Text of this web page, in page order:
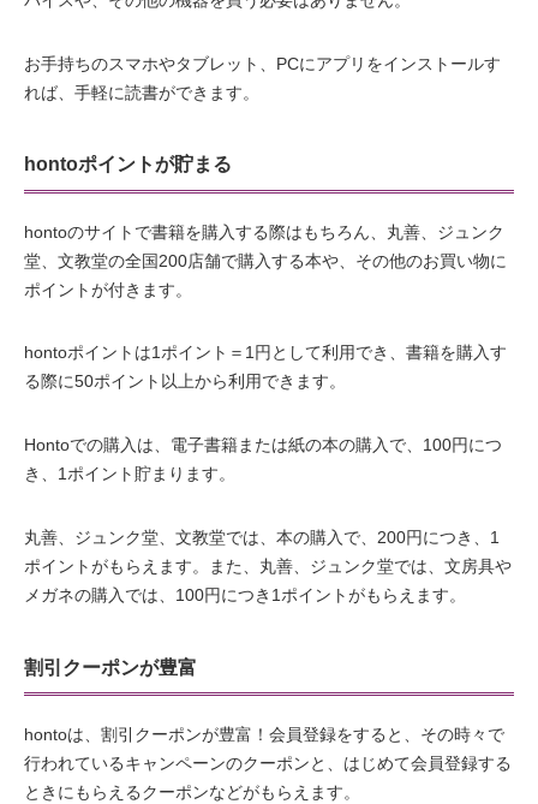
お手持ちのスマホやタブレット、PCにアプリをインストールす
れば、手軽に読書ができます。
hontoポイントが貯まる
hontoのサイトで書籍を購入する際はもちろん、丸善、ジュンク
堂、文教堂の全国200店舗で購入する本や、その他のお買い物に
ポイントが付きます。
hontoポイントは1ポイント＝1円として利用でき、書籍を購入す
る際に50ポイント以上から利用できます。
Hontoでの購入は、電子書籍または紙の本の購入で、100円につ
き、1ポイント貯まります。
丸善、ジュンク堂、文教堂では、本の購入で、200円につき、1
ポイントがもらえます。また、丸善、ジュンク堂では、文房具や
メガネの購入では、100円につき1ポイントがもらえます。
割引クーポンが豊富
hontoは、割引クーポンが豊富！会員登録をすると、その時々で
行われているキャンペーンのクーポンと、はじめて会員登録する
ときにもらえるクーポンなどがもらえます。